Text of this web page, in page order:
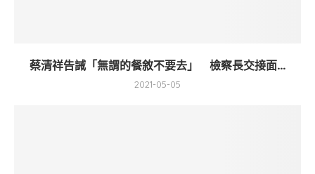
蔡清祥告誡「無謂的餐敘不要去」 檢察長交接面...
2021-05-05